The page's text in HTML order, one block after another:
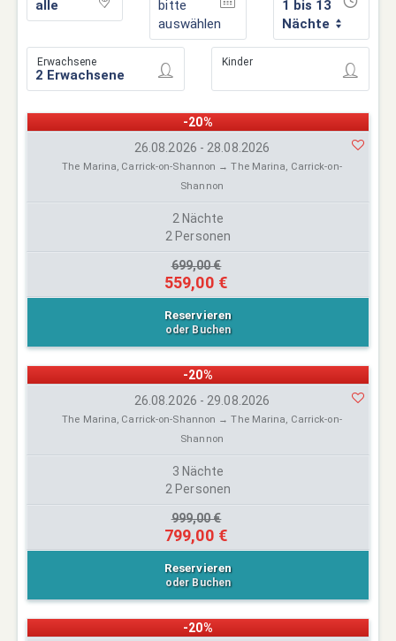
bitte
auswählen
1 bis 13
Nächte
Erwachsene Kinder
-20%
26.08.2026 - 28.08.2026
The Marina, Carrick-on-Shannon → The Marina, Carrick-on-
Shannon
2 Nächte
2 Personen
699,00 €
559,00 €
Reservieren
oder Buchen
-20%
26.08.2026 - 29.08.2026
The Marina, Carrick-on-Shannon → The Marina, Carrick-on-
Shannon
3 Nächte
2 Personen
999,00 €
799,00 €
Reservieren
oder Buchen
-20%